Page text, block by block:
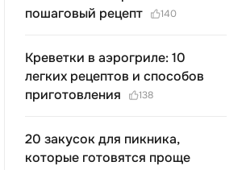
пошаговый рецепт
140
Креветки в аэрогриле: 10
легких рецептов и способов
приготовления
138
20 закусок для пикника,
которые готовятся проще